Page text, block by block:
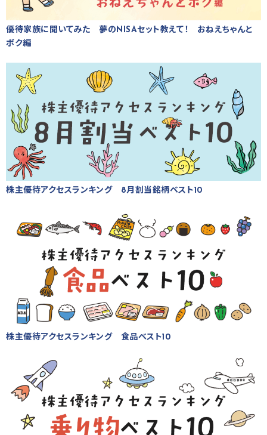
優待家族に聞いてみた 夢のNISAセット教えて！ おねえちゃんと
ボク編
株主優待アクセスランキング 8月割当銘柄ベスト10
株主優待アクセスランキング 食品ベスト10